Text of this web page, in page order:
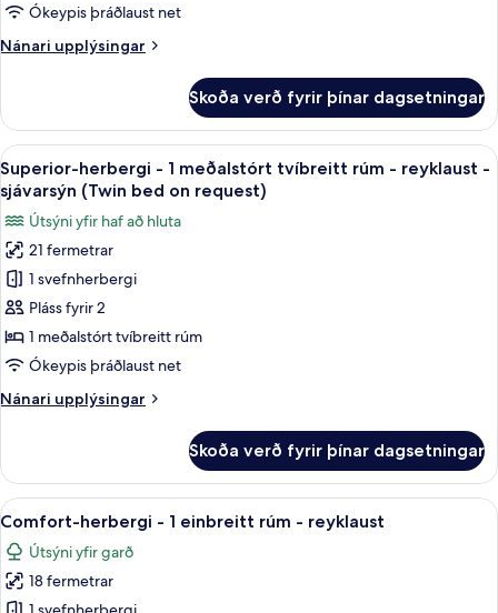
meðalstórt
rúm
sjávarsýn
(Twin
bed
on
request)
Ókeypis þráðlaust net
Nánari upplýsingar
Nánari
herbergi
1
meðalstórt
tvíbreitt
rúm
reyklaust
sjávarsýn
bed
on
Skoða verð fyrir þínar dagsetningar
Skoða
allar
myndir
fyrir
Superior-
herbergi
-
1
meðalstórt
rúm
sjávarsýn
(Twin
bed
on
Superior-herbergi - 1 meðalstórt
11
Superior-herbergi - 1 meðalstórt tvíbreitt rúm - reyklaust -
sjávarsýn (Twin bed on request)
Útsýni yfir haf að hluta
21 fermetrar
1 svefnherbergi
Pláss fyrir 2
1 meðalstórt tvíbreitt rúm
Ókeypis þráðlaust net
Nánari upplýsingar
Nánari
herbergi
1
tvíbreitt
rúm
Skoða verð fyrir þínar dagsetningar
Skoða
allar
myndir
fyrir
Vistvænar snyrtivörur, hárblásari,
5
Comfort-herbergi - 1 einbreitt rúm - reyklaust
Útsýni yfir garð
18 fermetrar